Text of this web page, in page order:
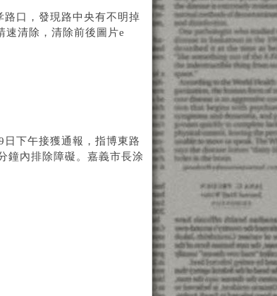
口，發現路中央有不明掉
清除，清除前後圖片e
下午接獲通報，指博東路
鐘內排除障礙。嘉義市長涂